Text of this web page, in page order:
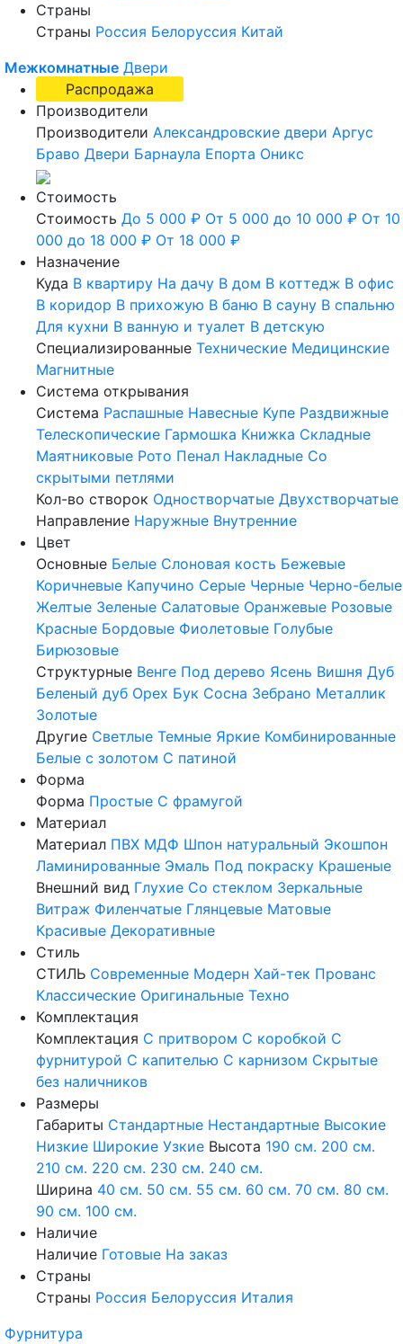
Страны
Страны Россия Белоруссия Китай
Межкомнатные Двери
Распродажа
Производители
Производители Александровские двери Аргус
Браво Двери Барнаула Епорта Оникс
Стоимость
Стоимость До 5 000 ₽ От 5 000 до 10 000 ₽ От 10
000 до 18 000 ₽ От 18 000 ₽
Назначение
Куда В квартиру На дачу В дом В коттедж В офис
В коридор В прихожую В баню В сауну В спальню
Для кухни В ванную и туалет В детскую
Специализированные Технические Медицинские
Магнитные
Система открывания
Система Распашные Навесные Купе Раздвижные
Телескопические Гармошка Книжка Складные
Маятниковые Рото Пенал Накладные Со
скрытыми петлями
Кол-во створок Одностворчатые Двухстворчатые
Направление Наружные Внутренние
Цвет
Основные Белые Слоновая кость Бежевые
Коричневые Капучино Серые Черные Черно-белые
Желтые Зеленые Салатовые Оранжевые Розовые
Красные Бордовые Фиолетовые Голубые
Бирюзовые
Структурные Венге Под дерево Ясень Вишня Дуб
Беленый дуб Орех Бук Сосна Зебрано Металлик
Золотые
Другие Светлые Темные Яркие Комбинированные
Белые с золотом С патиной
Форма
Форма Простые С фрамугой
Материал
Материал ПВХ МДФ Шпон натуральный Экошпон
Ламинированные Эмаль Под покраску Крашеные
Внешний вид Глухие Со стеклом Зеркальные
Витраж Филенчатые Глянцевые Матовые
Красивые Декоративные
Стиль
СТИЛЬ Современные Модерн Хай-тек Прованс
Классические Оригинальные Техно
Комплектация
Комплектация С притвором С коробкой С
фурнитурой С капителью С карнизом Скрытые
без наличников
Размеры
Габариты Стандартные Нестандартные Высокие
Низкие Широкие Узкие Высота 190 см. 200 см.
210 см. 220 см. 230 см. 240 см.
Ширина 40 см. 50 см. 55 см. 60 см. 70 см. 80 см.
90 см. 100 см.
Наличие
Наличие Готовые На заказ
Страны
Страны Россия Белоруссия Италия
Фурнитура